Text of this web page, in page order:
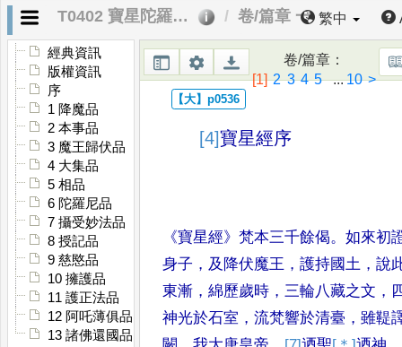
T0402 寶星陀羅尼經 卷/篇章 一 繁中
經典資訊
版權資訊
序
1 降魔品
2 本事品
3 魔王歸伏品
4 大集品
5 相品
6 陀羅尼品
7 攝受妙法品
8 授記品
9 慈愍品
10 擁護品
11 護正法品
12 阿吒薄俱品
13 諸佛還國品
卷/篇章 ：
[1] 2 3 4 5...10 >
[4]寶星經序
《寶星經》梵本三千餘偈。如來初
身子 ， 及降伏魔王 ，護持國土 ，說
東漸 ，綿歷歲時 ，三輪八藏之文 ，
神光於石室 ，流梵響於清臺 ，雖鞮